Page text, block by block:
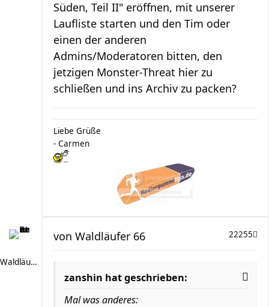
Süden, Teil II" eröffnen, mit unserer
Laufliste starten und den Tim oder
einen der anderen
Admins/Moderatoren bitten, den
jetzigen Monster-Threat hier zu
schließen und ins Archiv zu packen?
Liebe Grüße
- Carmen
Waldläufer 66
22255
von Waldläufer 66
zanshin hat geschrieben:
Mal was anderes: